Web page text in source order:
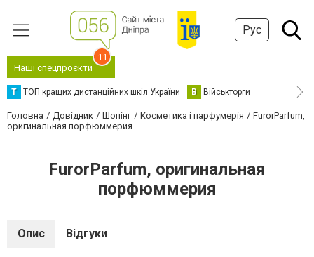
Рус
Наші спецпроєкти
11
Т ТОП кращих дистанційних шкіл України В Військторги
Головна Довідник Шопінг Косметика і парфумерія
FurorParfum,
оригинальная порфюммерия
FurorParfum, оригинальная
порфюммерия
Опис Відгуки